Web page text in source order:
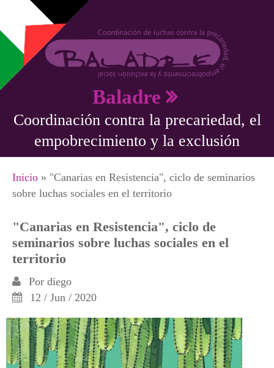
Pasar al contenido principal
Baladre
Coordinación contra la precariedad, el
empobrecimiento y la exclusión
Se encuentra usted aquí
Inicio » "Canarias en Resistencia", ciclo de seminarios
sobre luchas sociales en el territorio
"Canarias en Resistencia", ciclo de
seminarios sobre luchas sociales en el
territorio
Por diego
12 / Jun / 2020